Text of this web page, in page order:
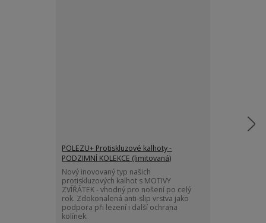
POLEZU+ Protiskluzové kalhoty -
PODZIMNÍ KOLEKCE (limitovaná)
Nový inovovaný typ našich
protiskluzových kalhot s MOTIVY
ZVÍŘÁTEK - vhodný pro nošení po celý
rok. Zdokonalená anti-slip vrstva jako
podpora při lezení i další ochrana
kolínek.